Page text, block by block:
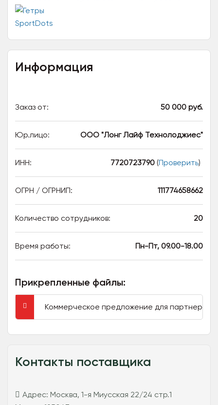
Информация
Заказ от: 50 000 руб.
Юр.лицо: ООО "Лонг Лайф Технолоджиес"
ИНН: 7720723790 (Проверить)
ОГРН / ОГРНИП: 111774658662
Количество сотрудников: 20
Время работы: Пн-Пт, 09.00-18.00
Прикрепленные файлы:
Коммерческое предложение для партнеров
Контакты поставщика
Адрес: Москва, 1-я Миусская 22/24 стр.1